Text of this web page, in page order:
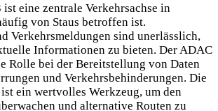
eine zentrale Verkehrsachse in
von Staus betroffen ist.
Verkehrsmeldungen sind unerlässlich,
Informationen zu bieten. Der ADAC
Rolle bei der Bereitstellung von Daten
und Verkehrsbehinderungen. Die
ein wertvolles Werkzeug, um den
und alternative Routen zu